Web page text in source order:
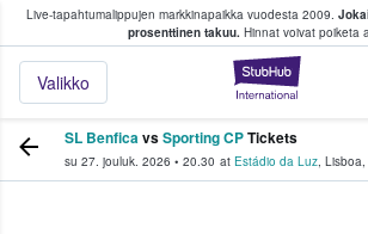
Live-tapahtumalippujen markkinapaikka vuodesta 2009.
prosenttinen takuu. Hinnat voivat poiketa
Valikko
fanit ostavat ja myyvät
SL BenficavsSporting CPTickets
su 27. jouluk. 2026 • 20.30 at Estádio da Luz, Lisboa,